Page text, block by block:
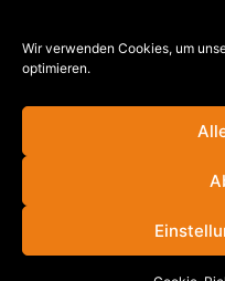
Wir verwenden Cookies, um
optimieren.
bewerbung@vogel-
info@vogel-bau.de
©